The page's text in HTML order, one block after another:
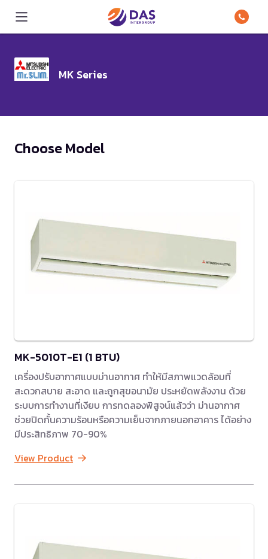
MK Series
Choose Model
MK-5010T-E1 (1 BTU)
เครื่องปรับอากาศแบบม่านอากาศ ทำให้มีสภาพแวดล้อมที่
สะดวกสบาย สะอาด และถูกสุขอนามัย ประหยัดพลังงาน ด้วย
ระบบการทำงานที่เงียบ การทดลองพิสูจน์แล้วว่า ม่านอากาศ
ช่วยปิดกั้นความร้อนหรือความเย็นจากภายนอกอาคาร ได้อย่าง
มีประสิทธิภาพ 70-90%
View Product